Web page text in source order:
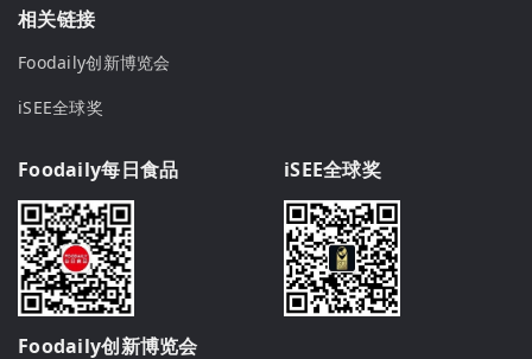
相关链接
Foodaily创新博览会
iSEE全球奖
Foodaily每日食品 iSEE全球奖
Foodaily创新博览会